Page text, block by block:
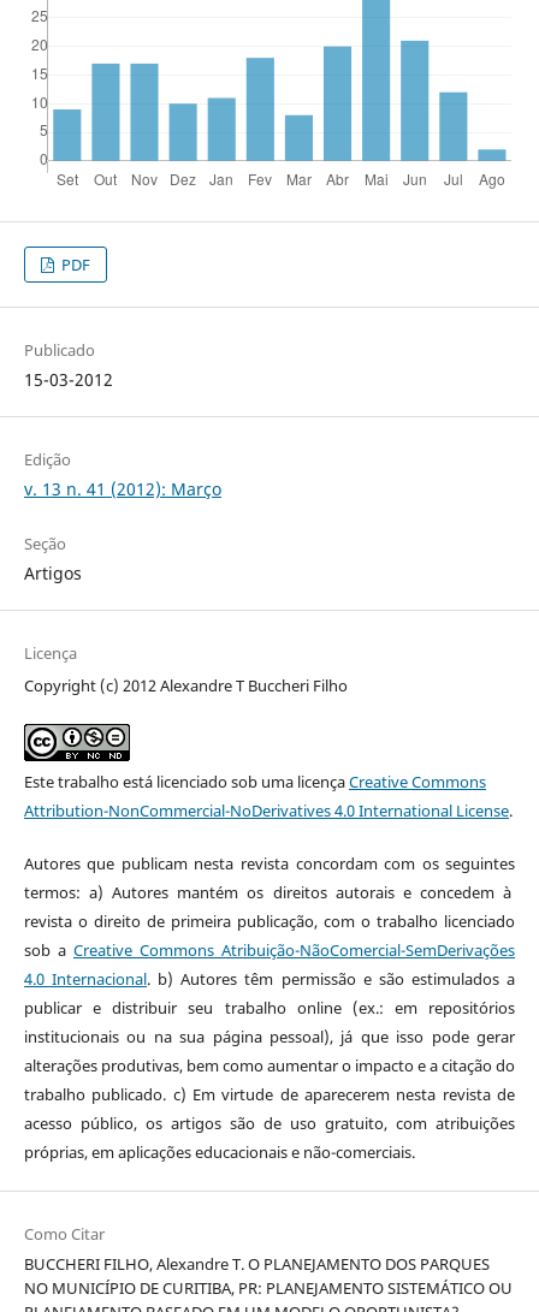
PDF
Publicado
15-03-2012
Edição
v. 13 n. 41 (2012): Março
Seção
Artigos
Licença
Copyright (c) 2012 Alexandre T Buccheri Filho
Este trabalho está licenciado sob uma licençaCreative Commons
Attribution-NonCommercial-NoDerivatives 4.0 International License.
Autores que publicam nesta revista concordam com os seguintes
termos: a) Autores mantém os direitos autorais e concedem à
revista o direito de primeira publicação, com o trabalho licenciado
sob a Creative Commons Atribuição-NãoComercial-SemDerivações
4.0 Internacional. b) Autores têm permissão e são estimulados a
publicar e distribuir seu trabalho online (ex.: em repositórios
institucionais ou na sua página pessoal), já que isso pode gerar
alterações produtivas, bem como aumentar o impacto e a citação do
trabalho publicado. c) Em virtude de aparecerem nesta revista de
acesso público, os artigos são de uso gratuito, com atribuições
próprias, em aplicações educacionais e não-comerciais.
Como Citar
BUCCHERI FILHO, Alexandre T. O PLANEJAMENTO DOS PARQUES
NO MUNICÍPIO DE CURITIBA, PR: PLANEJAMENTO SISTEMÁTICO OU